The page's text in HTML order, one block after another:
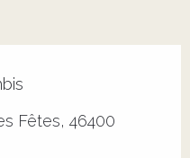
Fêtes, 46400